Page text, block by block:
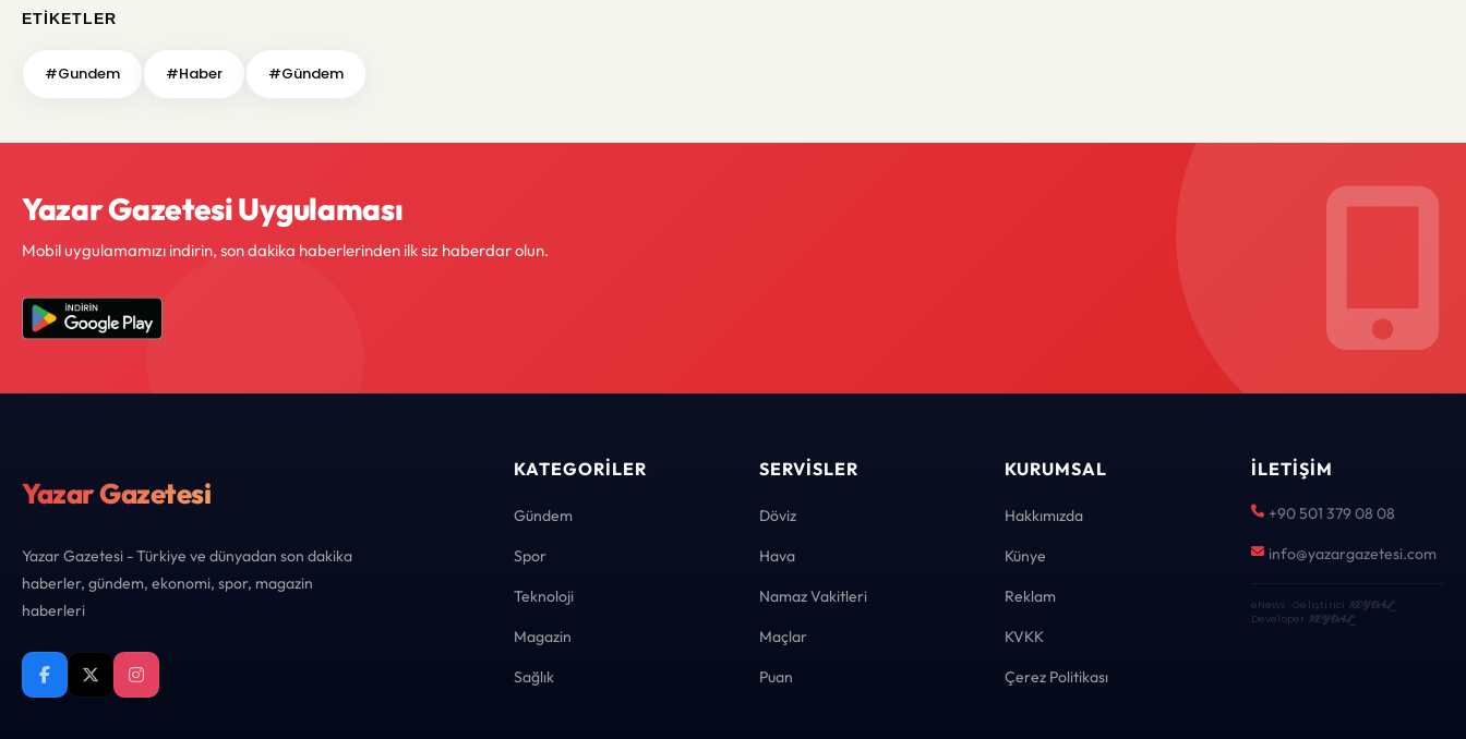
ETIKETLER
#Gundem #Haber #Gündem
Yazar Gazetesi Uygulaması
Mobil uygulamamızı indirin, son dakika haberlerinden ilk siz haberdar olun.
Yazar Gazetesi
Yazar Gazetesi - Türkiye ve dünyadan son dakika
haberler, gündem, ekonomi, spor, magazin
haberleri
KATEGORILER
Gündem
Spor
Teknoloji
Magazin
Sağlık
SERVISLER
Döviz
Hava
Namaz Vakitleri
Maçlar
Puan
KURUMSAL
Hakkımızda
Künye
Reklam
KVKK
Çerez Politikası
İLETIŞIM
+90 501 379 08 08
info@yazargazetesi.com
eNews · Geliştirici KEYDAL·
Developer KEYDAL